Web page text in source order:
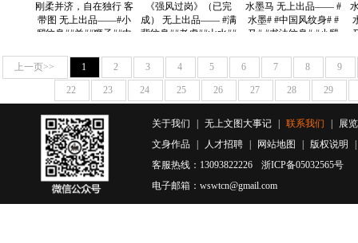
刚柔并济，自在独行 客
带图 无上出品——#小
腿纹身##羊##狮子##中
《强风过岗》（已完
成） 无上出品—— #满
背纹身##老虎##山水##
水墨马 无上出品—— #
水墨# #中国风纹身# #
马# #书法纹身# #小腿
上一页>>
1 2 3 4 5 6 7 8 9
22 23 24 25 26 27 28 29
关于我们 无上文图大事记 联系我们
展
文身作品
人才招聘 网站地图 版权说明
客服热线：13093822226
浙ICP备05032565号
电子邮箱：wswtcn@gmail.com